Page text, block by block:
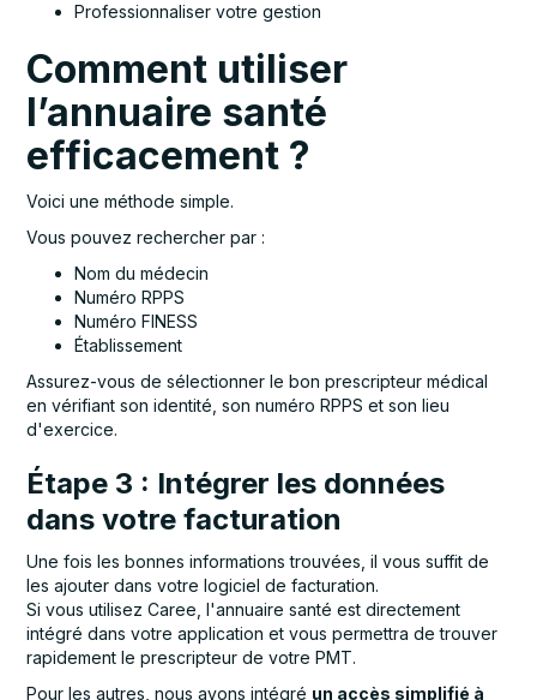
Professionnaliser votre gestion
Comment utiliser
l’annuaire santé
efficacement ?
Voici une méthode simple.
Vous pouvez rechercher par :
Nom du médecin
Numéro RPPS
Numéro FINESS
Établissement
Assurez-vous de sélectionner le bon prescripteur médical
en vérifiant son identité, son numéro RPPS et son lieu
d'exercice.
Étape 3 : Intégrer les données
dans votre facturation
Une fois les bonnes informations trouvées, il vous suffit de
les ajouter dans votre logiciel de facturation.
Si vous utilisez Caree, l'annuaire santé est directement
intégré dans votre application et vous permettra de trouver
rapidement le prescripteur de votre PMT.
Pour les autres, nous avons intégré un accès simplifié à